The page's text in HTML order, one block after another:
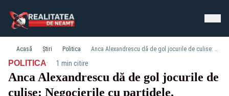
Acasă Știri Politica Anca Alexandrescu dă de gol jocurile de culise: Negocierile cu partidele, amânate pentru o nuntă la Turda și o vizită la Timișoara
POLITICA· 1 min citire
Anca Alexandrescu dă de gol jocurile de
culise: Negocierile cu partidele,